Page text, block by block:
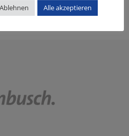
Alle akzeptieren